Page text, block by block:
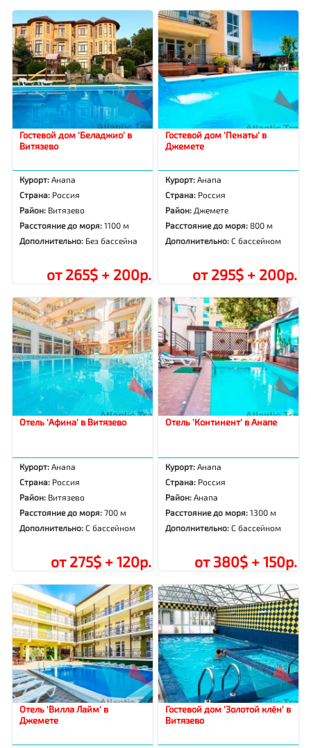
Гостевой дом 'Беладжио' в
Витязево
Курорт:Анапа
Страна: Россия
Район: Витязево
Расстояние до моря:1100 м
Дополнительно: Без бассейна
от 265$ + 200р.
Гостевой дом 'Пенаты' в
Джемете
Курорт:Анапа
Страна: Россия
Район: Джемете
Расстояние до моря:800 м
Дополнительно:С бассейном
от 295$ + 200р.
Отель 'Афина' в Витязево
Курорт:Анапа
Страна: Россия
Район: Витязево
Расстояние до моря:700 м
Дополнительно:С бассейном
от 275$ + 120р.
Отель 'Континент' в Анапе
Курорт:Анапа
Страна: Россия
Район:Анапа
Расстояние до моря:1300 м
Дополнительно:С бассейном
от 380$ + 150р.
Отель 'Вилла Лайм' в
Джемете
Гостевой дом 'Золотой клён' в
Витязево